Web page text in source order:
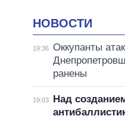
НОВОСТИ
19:36 Оккупанты
ранены
19:03
Над